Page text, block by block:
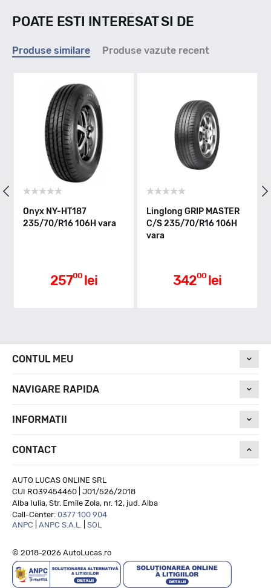
Indice viteza
T - max 190km/h
Indice greutate
Aderenta pe carosabil ud
Nivel de zgomot
71
POATE ESTI INTERESAT SI DE
Produse similare Produse vazute recent
Onyx NY-HT187
235/70/R16 106H vara
25700 lei
Linglong GRIP MASTER
C/S 235/70/R16 106H
vara
34200 lei
CONTUL MEU
NAVIGARE RAPIDA
INFORMATII
CONTACT
AUTO LUCAS ONLINE SRL
CUI RO39454460 | J01/526/2018
Alba Iulia, Str. Emile Zola, nr. 12, jud. Alba
Call-Center: 0377 100 904
ANPC
ANPC S.A.L. SOL
© 2018-2026 AutoLucas.ro